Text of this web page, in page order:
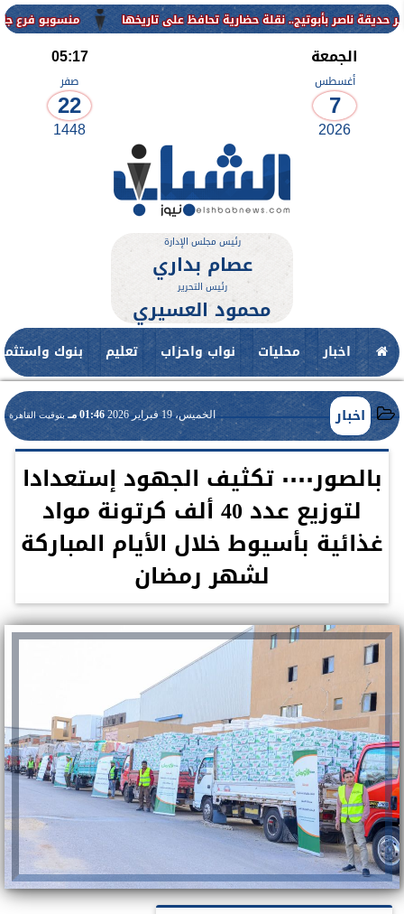
منسوبو فرع جامعة الأزهر
الجمعة
أغسطس
7
2026
05:17
صفر
22
1448
رئيس مجلس الإدارة
عصام بداري
رئيس التحرير
محمود العسيري
اخبار محليات نواب واحزاب تعليم بنوك
اخبار الخميس، 19 فبراير 2026 01:46 مـ بتوقيت القاهرة
بالصور٠٠٠٠ تكثيف الجهود إستعدادا
لتوزيع عدد 40 ألف كرتونة مواد
غذائية بأسيوط خلال الأيام المباركة
لشهر رمضان